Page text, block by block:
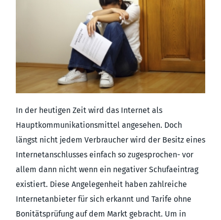
In der heutigen Zeit wird das Internet als
Hauptkommunikationsmittel angesehen. Doch
längst nicht jedem Verbraucher wird der Besitz eines
Internetanschlusses einfach so zugesprochen- vor
allem dann nicht wenn ein negativer Schufaeintrag
existiert. Diese Angelegenheit haben zahlreiche
Internetanbieter für sich erkannt und Tarife ohne
Bonitätsprüfung auf dem Markt gebracht. Um in